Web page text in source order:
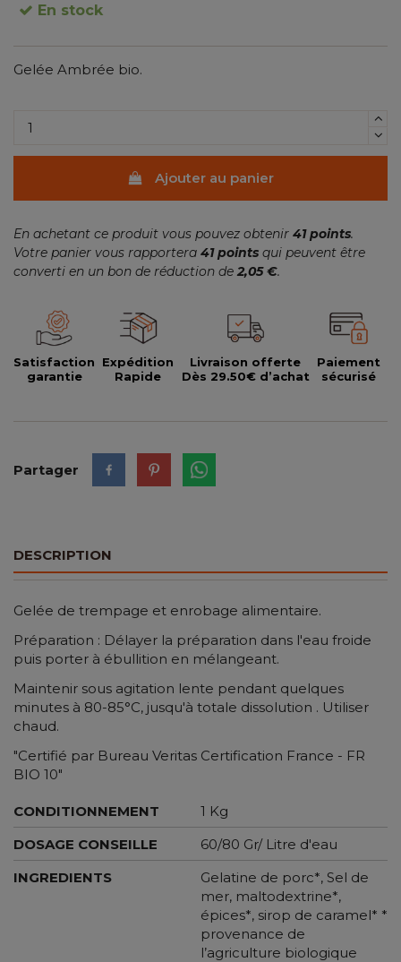
En stock
Gelée Ambrée bio.
Ajouter au panier
En achetant ce produit vous pouvez obtenir 41 points.
Votre panier vous rapportera 41points qui peuvent être
converti en un bon de réduction de 2,05 €.
Satisfaction
garantie
Expédition
Rapide
Livraison offerte
Dès 29.50€ d’achat
Paiement
sécurisé
Partager
DESCRIPTION
Gelée de trempage et enrobage alimentaire.
Préparation : Délayer la préparation dans l'eau froide
puis porter à ébullition en mélangeant.
Maintenir sous agitation lente pendant quelques
minutes à 80-85°C, jusqu'à totale dissolution . Utiliser
chaud.
"Certifié par Bureau Veritas Certification France - FR
BIO 10"
CONDITIONNEMENT
1 Kg
DOSAGE CONSEILLE
60/80 Gr/ Litre d'eau
INGREDIENTS
Gelatine de porc*, Sel de
mer, maltodextrine*,
épices*, sirop de caramel* *
provenance de
l’agriculture biologique